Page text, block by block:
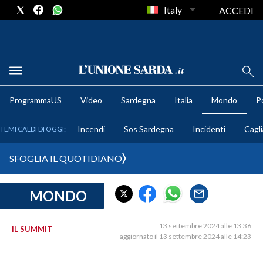
METEO
CRONACA SARDEGNA
PROVINCIA DI CAGLIARI
Italy ACCEDI
ProgrammaUS Video Sardegna Italia Mondo
TEMI CALDI DI OGGI: Incendi Sos Sardegna Incidenti
SFOGLIA IL QUOTIDIANO
MONDO
IL SUMMIT
13 settembre 2024 alle 13:36
aggiornato il 13 settembre 2024 alle 14:23